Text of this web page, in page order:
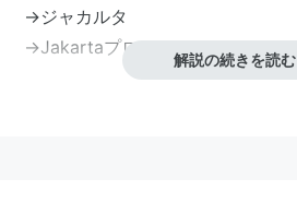
→ジャカルタ
→Jakartaプロジェクト
解説の続きを読む